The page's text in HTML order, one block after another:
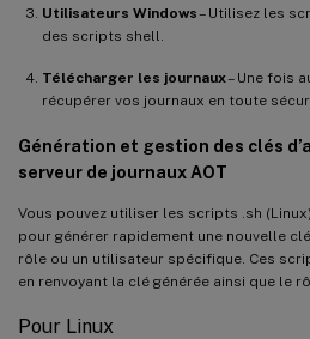
Utilisateurs Windows– Utilisez les
des scripts shell.
Télécharger les journaux– Une fois
récupérer vos journaux en toute
Génération et gestion des clés
serveur de journaux AOT
Vous pouvez utiliser les scripts .sh
pour générer rapidement une nouvelle
rôle ou un utilisateur spécifique. Ces
en renvoyant la clé générée ainsi que le
Pour Linux